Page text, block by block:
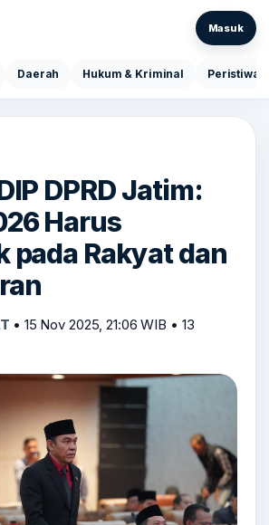
Daerah Hukum & Kriminal Peristiwa
Masuk
DPRD Jatim:
Harus
pada Rakyat dan
• 15 Nov 2025, 21:06 WIB • 13